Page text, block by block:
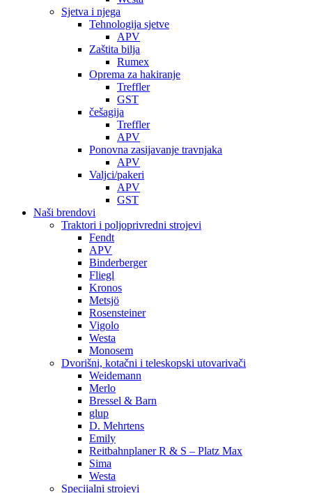
Sjetva i njega
Tehnologija sjetve
APV
Zaštita bilja
Rumex
Oprema za hakiranje
Treffler
GST
češagija
Treffler
APV
Ponovna zasijavanje travnjaka
APV
Valjci/pakeri
APV
GST
Naši brendovi
Traktori i poljoprivredni strojevi
Fendt
APV
Binderberger
Fliegl
Kronos
Metsjö
Rosensteiner
Vigolo
Westa
Monosem
Dvorišni, kotačni i teleskopski utovarivači
Weidemann
Merlo
Bressel & Barn
glup
D. Mehrtens
Emily
Reitbahnplaner R & S – Platz Max
Sima
Westa
Specijalni strojevi